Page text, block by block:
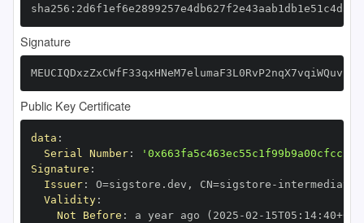
Signature
Public Key Certificate
data :
Serial Number:
Signature :
Issuer: O=sigstore.dev , CN=sigstore -
Validity:
Not Before : a year ago (2025 -02 - 15T05 : 14: 40+00